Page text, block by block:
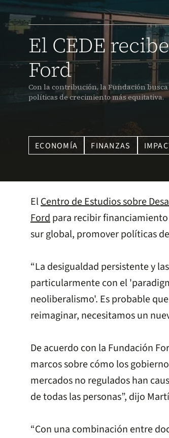
El CEDE
Ford
Con la contribución, la Fundación
políticas de crecimiento más equitativa.
ECONOMÍA FINANZAS
ElCentro de Estudios sobre
Fordpara recibir
sur global, promover políticas
“La desigualdad persistente y
particularmente con el
neoliberalismo'. Es probable
reimaginar, necesitamos un
De acuerdo con la Fundación
marcos sobre cómo los
mercados no regulados han
de todas las personas”, dijo
“Con una combinación entre